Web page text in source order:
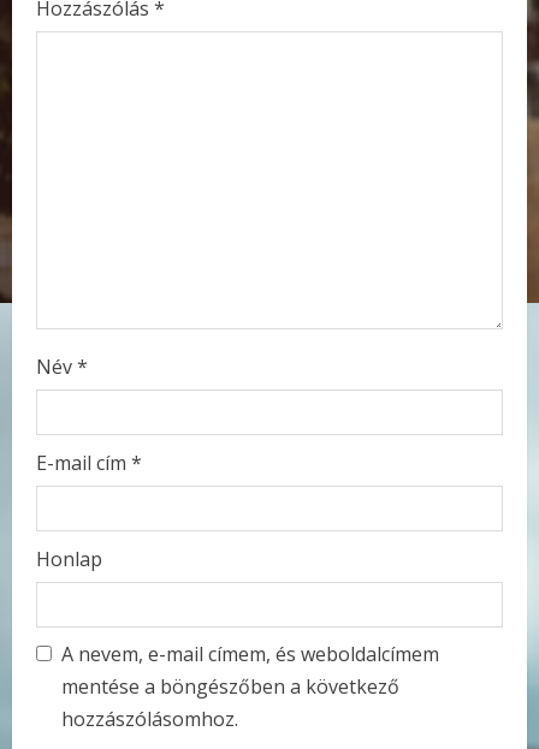
e
Hozzászólás *
Név*
E-mail cím *
Honlap
A nevem, e-mail címem, és weboldalcímem
mentése a böngészőben a következő
hozzászólásomhoz.